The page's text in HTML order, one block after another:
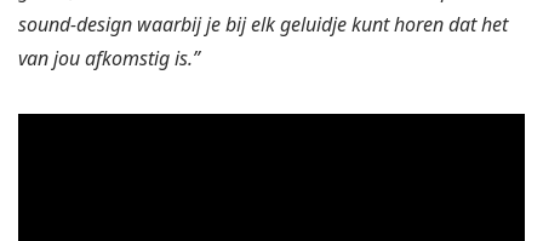
sound-design waarbij je bij elk geluidje kunt horen dat het
van jou afkomstig is.”